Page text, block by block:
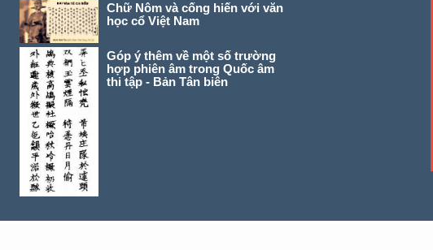
Chữ Nôm và cống hiến với văn
học cổ Việt Nam
Góp ý thêm về một số trường
hợp phiên âm trong Quốc âm
thi tập - Bản Tân biên